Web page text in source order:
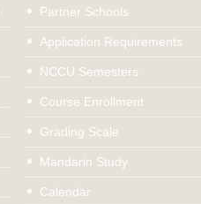
Partner Schools
Application Requirements
NCCU Semesters
Course Enrollment
Grading Scale
Mandarin Study
Calendar